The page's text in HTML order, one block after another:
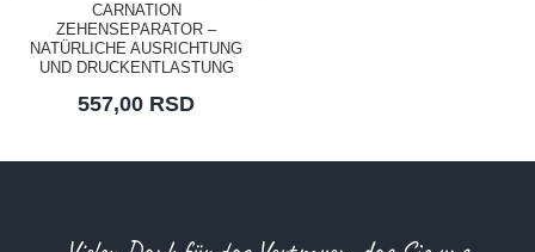
CARNATION
ZEHENSEPARATOR –
NATÜRLICHE AUSRICHTUNG
UND DRUCKENTLASTUNG
557,00 RSD